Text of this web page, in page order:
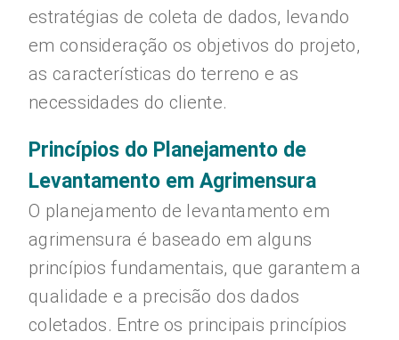
estratégias de coleta de dados, levando
em consideração os objetivos do projeto,
as características do terreno e as
necessidades do cliente.
Princípios do Planejamento de
Levantamento em Agrimensura
O planejamento de levantamento em
agrimensura é baseado em alguns
princípios fundamentais, que garantem a
qualidade e a precisão dos dados
coletados. Entre os principais princípios